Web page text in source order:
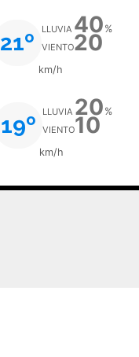
21º LLUVIA 40 %
VIENTO20
km/h
19º LLUVIA 20 %
VIENTO10
km/h